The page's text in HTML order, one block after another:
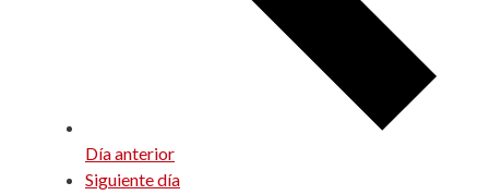
Día anterior
Siguiente día